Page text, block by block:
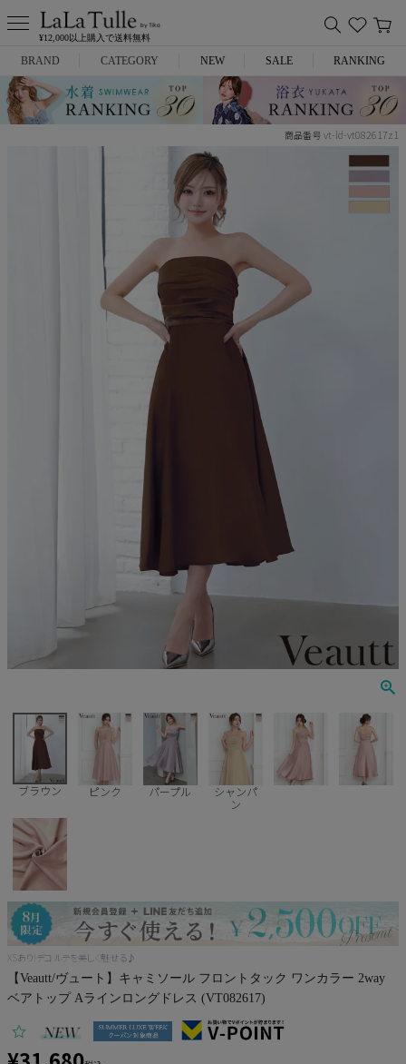
¥12,000以上購入で送料無料
BRAND
Anella
JENNNY
COMEX
Pleaser
CATEGORY
ミニドレス
NEW SALE RANKING
商品番号 vt-ld-vt082617z1
ブラウン ピンク パープル
シャンパ
ン
XSあり!デコルテを美しく魅せる♪
【Veautt/ヴュート】キャミソール フロントタック ワンカラー 2way
ベアトップ Aラインロングドレス (VT082617)